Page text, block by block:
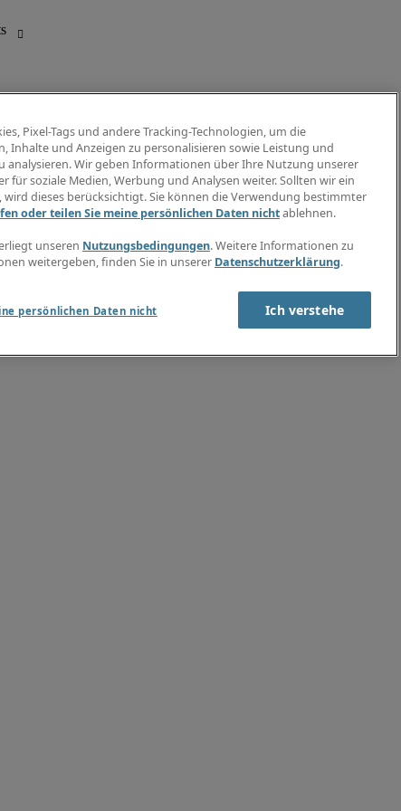
Info Center
Jobübersicht
Gehaltsübersicht
E-Learning
Pixel-Tags und andere Tracking-Technologien, um die
Inhalte und Anzeigen zu personalisieren sowie Leistung und
analysieren. Wir geben Informationen über Ihre Nutzung unserer
für soziale Medien, Werbung und Analysen weiter. Sollten wir ein
dieses berücksichtigt. Sie können die Verwendung bestimmter
oder teilen Sie meine persönlichen Daten nichtablehnen.
unseren Nutzungsbedingungen. Weitere Informationen zu
weitergeben, finden Sie in unserer Datenschutzerklärung.
persönlichen Daten nicht Ich verstehe